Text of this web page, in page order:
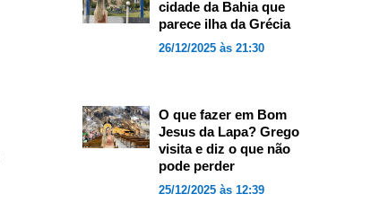
cidade da Bahia que
parece ilha da Grécia
26/12/2025 às 21:30
O que fazer em Bom
Jesus da Lapa? Grego
visita e diz o que não
pode perder
25/12/2025 às 12:39